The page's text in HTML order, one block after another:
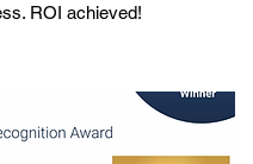
ROI achieved!